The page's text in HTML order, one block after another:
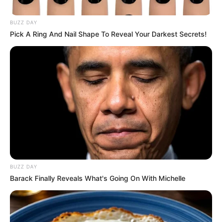
Alerta Tolima
Mayo 31, 2018
COMPARTIR
UNIRSE AL CANAL DE WHATSAPP
hombre detenido por la Policía Metropolitana en un
procedimiento adelantado en los alrededores del Parque
Centenario de Ibagué, luego de hallar en su poder un
elemento que aparecía reportado como hurtado.
BUZZ DAY
Pick A Ring And Nail Shape To Reveal Your Darkest Secrets!
BUZZ DAY
Barack Finally Reveals What's Going On With Michelle